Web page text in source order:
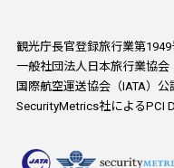
観光庁長官登録旅行業第1949
一般社団法人日本旅行業協会
国際航空運送協会（IATA）公
SecurityMetrics社によるPCI